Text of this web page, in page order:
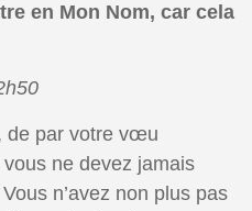
en Mon Nom, car cela
de par votre vœu
ne devez jamais
n’avez non plus pas